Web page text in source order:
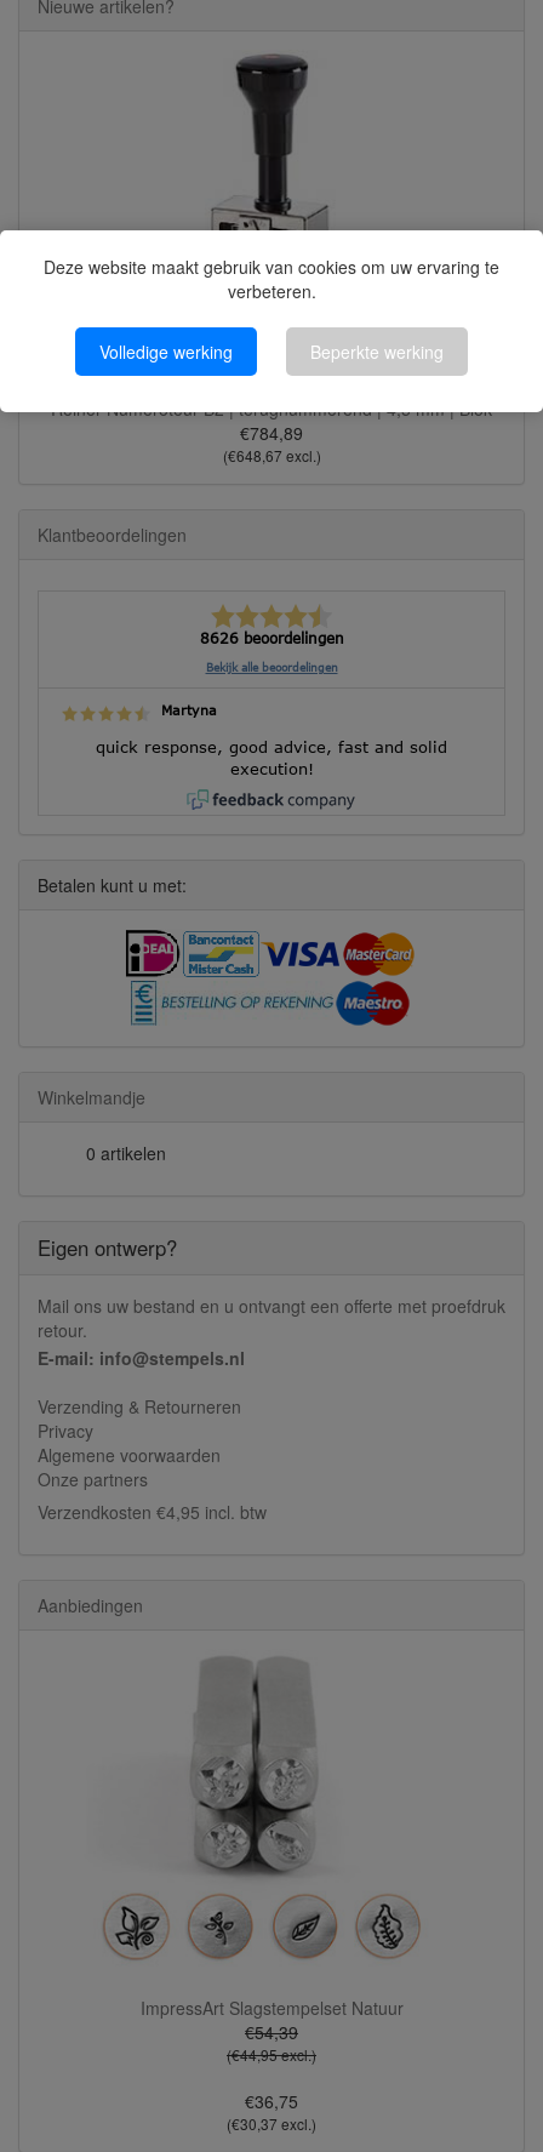
Deze website maakt gebruik van cookies om uw ervaring te
verbeteren.
Volledige werking Beperkte werking
Nieuwe artikelen?
Reiner Numeroteur B2 | terugnummerend | 4,5 mm | Blok
€784,89
(€648,67 excl.)
Klantbeoordelingen
8626 beoordelingen
Bekijk alle beoordelingen
Martyna
quick response, good advice, fast and solid
execution!
Betalen kunt u met:
Winkelmandje
0 artikelen
Eigen ontwerp?
Mail ons uw bestand en u ontvangt een offerte met proefdruk
retour.
E-mail: info@stempels.nl
Verzending & Retourneren
Privacy
Algemene voorwaarden
Onze partners
Verzendkosten €4,95 incl. btw
Aanbiedingen
ImpressArt Slagstempelset Natuur
€54,39
(€44,95 excl.)
€36,75
(€30,37 excl.)